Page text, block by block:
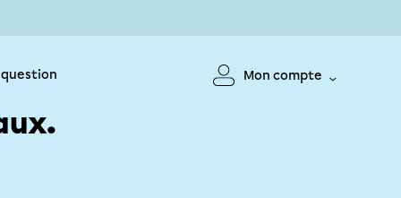
Mon compte